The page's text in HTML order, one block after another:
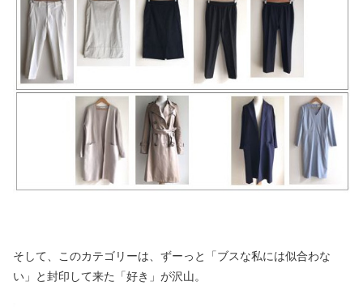
そして、このカテゴリーは、ずーっと「ブスな私には似合わな
い」と封印して来た「好き」が沢山。